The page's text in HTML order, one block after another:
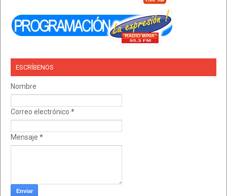
ESCRÍBENOS
Nombre
Correo electrónico *
Mensaje *